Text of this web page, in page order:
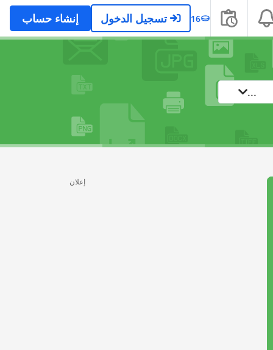
16 تسجيل الدخول إنشاء حساب
...
إعلان